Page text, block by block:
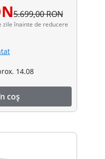
5.699,00 RON
zile înainte de reducere
14.08
coș